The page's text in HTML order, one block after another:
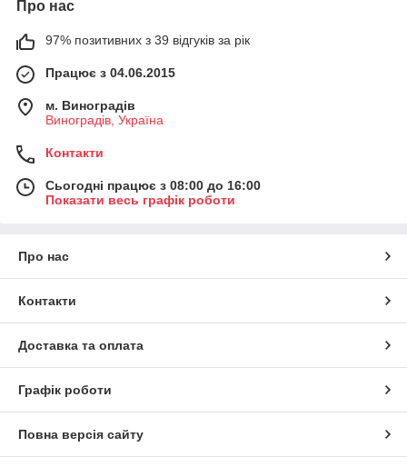
Про нас
97% позитивних з 39 відгуків за рік
Працює з 04.06.2015
м. Виноградів
Виноградів, Україна
Контакти
Сьогодні працює з 08:00 до 16:00
Показати весь графік роботи
Про нас
Контакти
Доставка та оплата
Графік роботи
Повна версія сайту